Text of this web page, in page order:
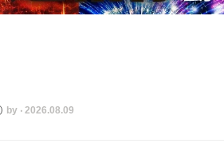
by ‧ 2026.08.09